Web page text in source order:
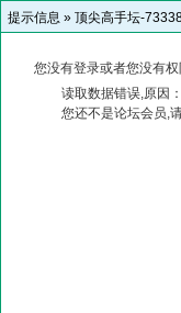
提示信息 » 顶尖高手坛-
您没有登录或者您没有
读取数据错误,原因
您还不是论坛会员,